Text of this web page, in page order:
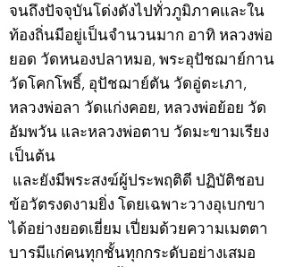
จนถึงปัจจุบันโด่งดังไปทั่วภูมิภาคและใน
ท้องถิ่นมีอยู่เป็นจำนวนมาก อาทิ หลวงพ่อ
ยอด วัดหนองปลาหมอ, พระอุปัชฌาย์กาน
วัดโคกโพธิ์, อุปัชฌาย์ตัน วัดอู่ตะเภา,
หลวงพ่อลา วัดแก่งคอย, หลวงพ่อย้อย วัด
อัมพวัน และหลวงพ่อตาบ วัดมะขามเรียง
เป็นต้น
และยังมีพระสงฆ์ผู้ประพฤติดี ปฏิบัติชอบ
ข้อวัตรงดงามยิ่ง โดยเฉพาะวางอุเบกขา
ได้อย่างยอดเยี่ยม เปี่ยมด้วยความเมตตา
บารมีแก่คนทุกชั้นทุกกระดับอย่างเสมอ